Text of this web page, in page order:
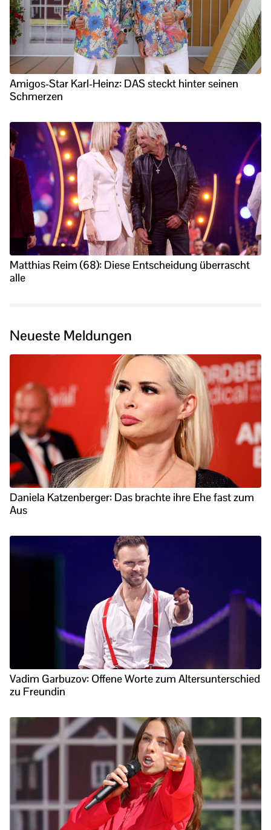
Amigos-Star Karl-Heinz: DAS steckt hinter seinen
Schmerzen
Matthias Reim (68): Diese Entscheidung überrascht
alle
Neueste Meldungen
Daniela Katzenberger: Das brachte ihre Ehe fast zum
Aus
Vadim Garbuzov: Offene Worte zum Altersunterschied
zu Freundin